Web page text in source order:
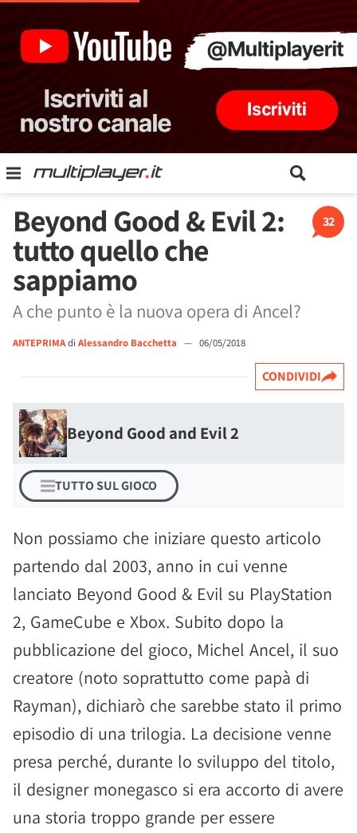
32
Beyond Good & Evil 2:
tutto quello che
sappiamo
A che punto è la nuova opera di Ancel?
ANTEPRIMAdi Alessandro Bacchetta — 06/05/2018
CONDIVIDI
Beyond Good and Evil 2
TUTTO SUL GIOCO
Non possiamo che iniziare questo articolo
partendo dal 2003, anno in cui venne
lanciato Beyond Good & Evil su PlayStation
2, GameCube e Xbox. Subito dopo la
pubblicazione del gioco, Michel Ancel, il suo
creatore (noto soprattutto come papà di
Rayman), dichiarò che sarebbe stato il primo
episodio di una trilogia. La decisione venne
presa perché, durante lo sviluppo del titolo,
il designer monegasco si era accorto di avere
una storia troppo grande per essere